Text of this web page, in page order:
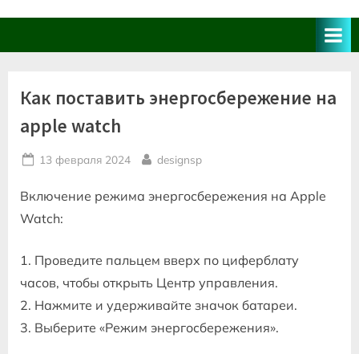
Как поставить энергосбережение на
apple watch
Posted
13 февраля 2024 By
designsp
Включение режима энергосбережения на Apple
Watch:
1. Проведите пальцем вверх по циферблату
часов, чтобы открыть Центр управления.
2. Нажмите и удерживайте значок батареи.
3. Выберите «Режим энергосбережения».